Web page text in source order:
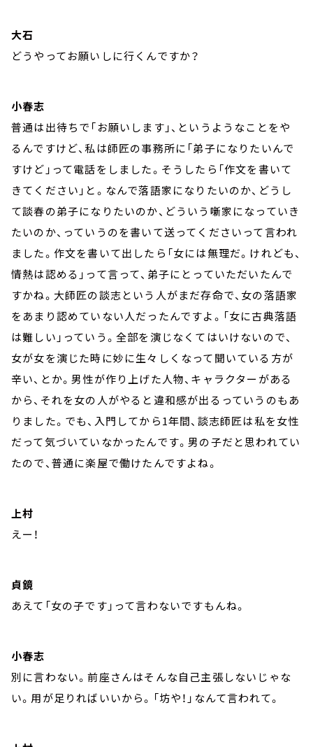
大石
どうやってお願いしに行くんですか？
小春志
普通は出待ちで「お願いします」、というようなことをや
るんですけど、私は師匠の事務所に「弟子になりたいんで
すけど」って電話をしました。そうしたら「作文を書いて
きてください」と。なんで落語家になりたいのか、どうし
て談春の弟子になりたいのか、どういう噺家になっていき
たいのか、っていうのを書いて送ってくださいって言われ
ました。作文を書いて出したら「女には無理だ。けれども、
情熱は認める」って言って、弟子にとっていただいたんで
すかね。大師匠の談志という人がまだ存命で、女の落語家
をあまり認めていない人だったんですよ。「女に古典落語
は難しい」っていう。全部を演じなくてはいけないので、
女が女を演じた時に妙に生々しくなって聞いている方が
辛い、とか。男性が作り上げた人物、キャラクターがある
から、それを女の人がやると違和感が出るっていうのもあ
りました。でも、入門してから1年間、談志師匠は私を女性
だって気づいていなかったんです。男の子だと思われてい
たので、普通に楽屋で働けたんですよね。
上村
えー！
貞鏡
あえて「女の子です」って言わないですもんね。
小春志
別に言わない。前座さんはそんな自己主張しないじゃな
い。用が足りればいいから。「坊や！」なんて言われて。